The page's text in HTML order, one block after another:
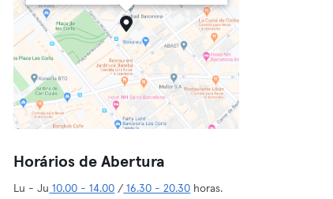
Horários de Abertura
Lu - Ju 10.00 - 14.00 / 16.30 - 20.30 horas.